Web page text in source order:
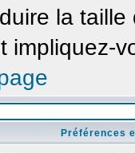
la
impliquez-
Préférences